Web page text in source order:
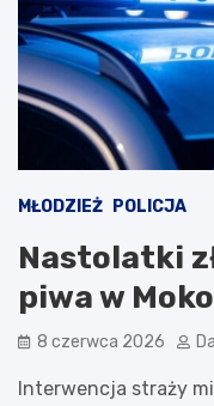
MŁODZIEŻ POLICJA
Nastolatki
piwa w
8 czerwca 2026
Interwencja straży